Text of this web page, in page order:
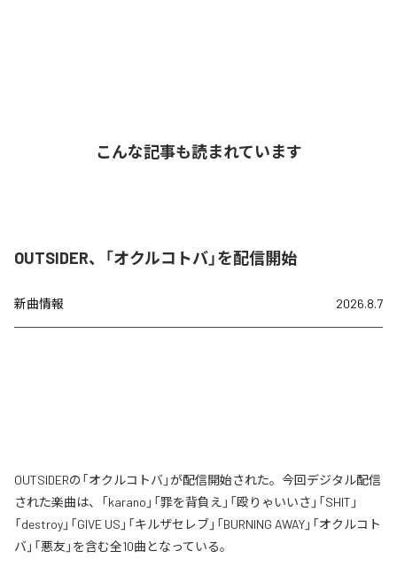
こんな記事も読まれています
OUTSIDER、「オクルコトバ」を配信開始
新曲情報 2026.8.7
OUTSIDERの「オクルコトバ」が配信開始された。今回デジタル配信
された楽曲は、「karano」「罪を背負え」「殴りゃいいさ」「SHIT」
「destroy」「GIVE US」「キルザセレブ」「BURNING AWAY」「オクルコト
バ」「悪友」を含む全10曲となっている。